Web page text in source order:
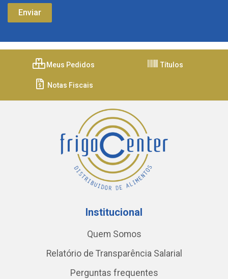
Meus Pedidos Títulos
Notas Fiscais
Institucional
Quem Somos
Relatório de Transparência Salarial
Perguntas frequentes